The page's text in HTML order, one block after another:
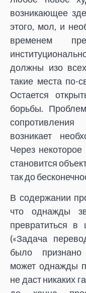
возникающее
этого, мол, и
временем
должны изо
такие места по-
Остается
борьбы.
возникает
Через
становится
так до
В содержании
что однажды
превратиться
(«Задача
было
может однажды
не даст никаких